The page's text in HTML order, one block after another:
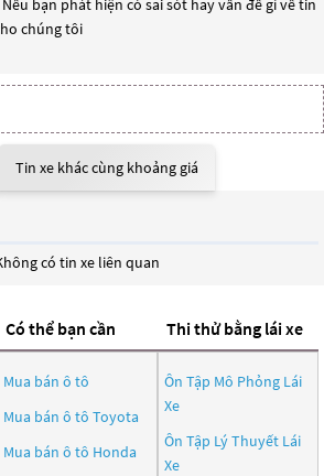
bạn phát hiện có sai sót hay vấn đề gì về tin
chúng tôi
Tin xe khác cùng khoảng giá
có tin xe liên quan
Có thể bạn cần
Mua bán ô tô
Mua bán ô tô Toyota
Mua bán ô tô Honda
Thi thử bằng lái xe
Ôn Tập Mô Phỏng Lái
Xe
Ôn Tập Lý Thuyết Lái
Xe